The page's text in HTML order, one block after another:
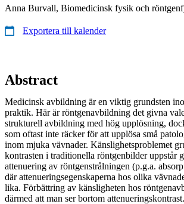
Anna Burvall, Biomedicinsk fysik och
Exportera till kalender
Abstract
Medicinsk avbildning är en viktig grundsten
praktik. Här är röntgenavbildning det givna
strukturell avbildning med hög upplösning,
som oftast inte räcker för att upplösa små
inom mjuka vävnader. Känslighetsproblemet
kontrasten i traditionella röntgenbilder uppstår
attenuering av röntgenstrålningen (p.g.a.
där attenueringsegenskaperna hos olika
lika. Förbättring av känsligheten hos
därmed att man ser bortom attenueringskontrast.